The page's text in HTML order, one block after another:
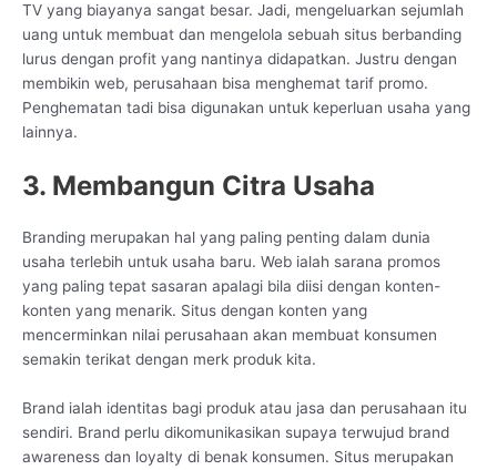
TV yang biayanya sangat besar. Jadi, mengeluarkan sejumlah
uang untuk membuat dan mengelola sebuah situs berbanding
lurus dengan profit yang nantinya didapatkan. Justru dengan
membikin web, perusahaan bisa menghemat tarif promo.
Penghematan tadi bisa digunakan untuk keperluan usaha yang
lainnya.
3. Membangun Citra Usaha
Branding merupakan hal yang paling penting dalam dunia
usaha terlebih untuk usaha baru. Web ialah sarana promos
yang paling tepat sasaran apalagi bila diisi dengan konten-
konten yang menarik. Situs dengan konten yang
mencerminkan nilai perusahaan akan membuat konsumen
semakin terikat dengan merk produk kita.
Brand ialah identitas bagi produk atau jasa dan perusahaan itu
sendiri. Brand perlu dikomunikasikan supaya terwujud brand
awareness dan loyalty di benak konsumen. Situs merupakan